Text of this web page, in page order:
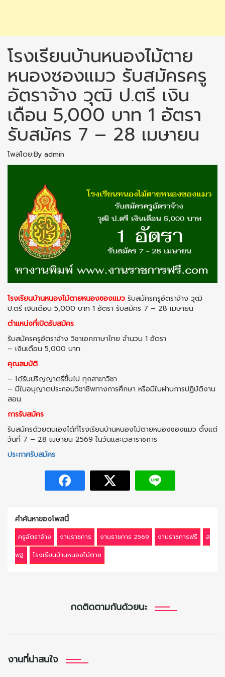
โรงเรียนบ้านหนองไม้ตาย
หนองซองแมว รับสมัครครู
อัตราจ้าง วุฒิ ป.ตรี เงิน
เดือน 5,000 บาท 1 อัตรา
รับสมัคร 7 – 28 เมษายน
โพสโดย:By admin
โรงเรียนบ้านหนองไม้ตายหนองซองแมว รับสมัครครูอัตราจ้าง วุฒิ
ป.ตรี เงินเดือน 5,000 บาท 1 อัตรา รับสมัคร 7 – 28 เมษายน
ตำแหน่งที่เปิดรับสมัคร
รับสมัครครูอัตราจ้าง วิชาเอกภาษาไทย จำนวน 1 อัตรา
– เงินเดือน 5,000 บาท
คุณสมบัติ
– ได้รับปริญญาตรีขึ้นไป ทุกสาขาวิชา
– มีใบอนุญาตประกอบวิชาชีพทางการศึกษา หรือมีใบผ่านการปฏิบัติงาน
สอน
การรับสมัคร
รับสมัครด้วยตนเองได้ที่โรงเรียนบ้านหนองไม้ตายหนองซองแมว ตั้งแต่
วันที่ 7 – 28 เมษายน 2569 ในวันและเวลาราชการ
ประกาศรับสมัคร
คำค้นหาของโพสนี้
ครูอัตราจ้าง งานราชการ งานราชการ 2569 งานราชการฟรี
ส
พฐ.
โรงเรียนบ้านหนองไม้ตาย
กดติดตามกันด้วยนะ
งานที่น่าสนใจ